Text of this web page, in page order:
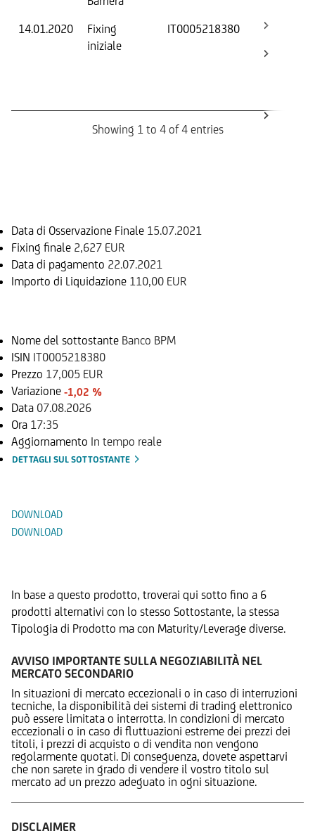
14.01.2020
Fixing
iniziale
IT0005218380
Showing 1 to 4 of 4 entries
Data di Osservazione Finale 15.07.2021
Fixing finale 2,627 EUR
Data di pagamento 22.07.2021
Importo di Liquidazione 110,00 EUR
Nome del sottostante Banco BPM
ISIN IT0005218380
Prezzo 17,005 EUR
Variazione -1,02 %
Data 07.08.2026
Ora 17:35
Aggiornamento In tempo reale
DETTAGLI SUL SOTTOSTANTE
DOWNLOAD
DOWNLOAD
In base a questo prodotto, troverai qui sotto fino a 6
prodotti alternativi con lo stesso Sottostante, la stessa
Tipologia di Prodotto ma con Maturity/Leverage diverse.
AVVISO IMPORTANTE SULLA NEGOZIABILITÀ NEL
MERCATO SECONDARIO
In situazioni di mercato eccezionali o in caso di interruzioni
tecniche, la disponibilità dei sistemi di trading elettronico
può essere limitata o interrotta. In condizioni di mercato
eccezionali o in caso di fluttuazioni estreme dei prezzi dei
titoli, i prezzi di acquisto o di vendita non vengono
regolarmente quotati. Di conseguenza, dovete aspettarvi
che non sarete in grado di vendere il vostro titolo sul
mercato ad un prezzo adeguato in ogni situazione.
DISCLAIMER